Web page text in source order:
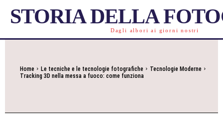
STORIA DELLA
Dagli albori ai giorni nostri
Home Le tecniche e le tecnologie fotografiche
Tecnologie Moderne
Tracking 3D nella messa a fuoco: come funziona